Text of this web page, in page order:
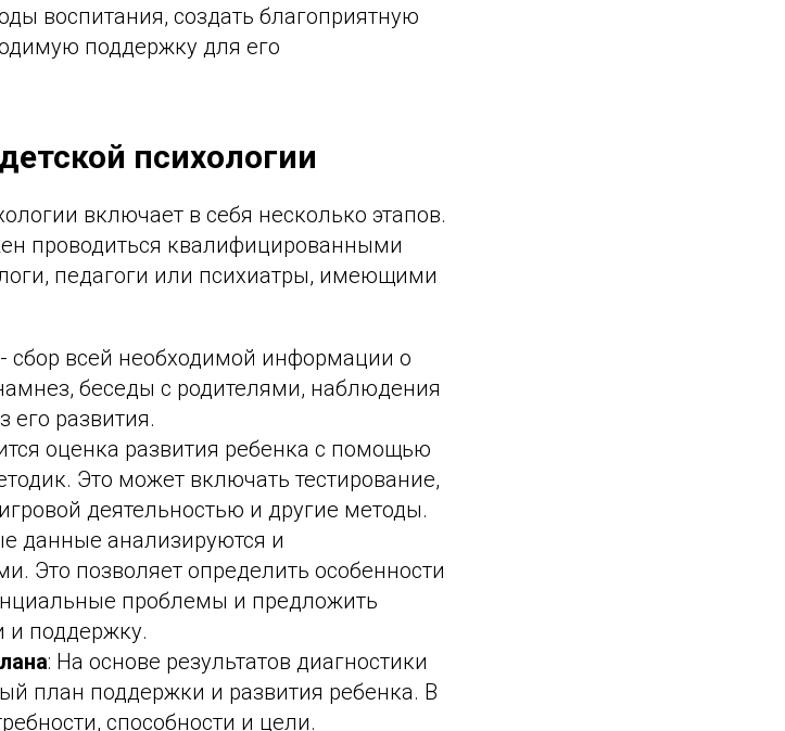
воспитания, создать благоприятную
поддержку для его
психологии
включает в себя несколько этапов.
проводиться квалифицированными
педагоги или психиатры, имеющими
сбор всей необходимой информации о
беседы с родителями, наблюдения
его развития.
оценка развития ребенка с помощью
Это может включать тестирование,
деятельностью и другие методы.
данные анализируются и
Это позволяет определить особенности
проблемы и предложить
и поддержку.
: На основе результатов диагностики
план поддержки и развития ребенка. В
способности и цели.